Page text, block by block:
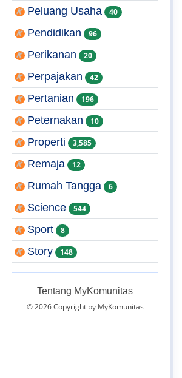
Peluang Usaha 40
Pendidikan 96
Perikanan 20
Perpajakan 42
Pertanian 196
Peternakan 10
Properti 3,585
Remaja 12
Rumah Tangga 6
Science 544
Sport 8
Story 148
Tentang MyKomunitas
© 2026 Copyright by MyKomunitas